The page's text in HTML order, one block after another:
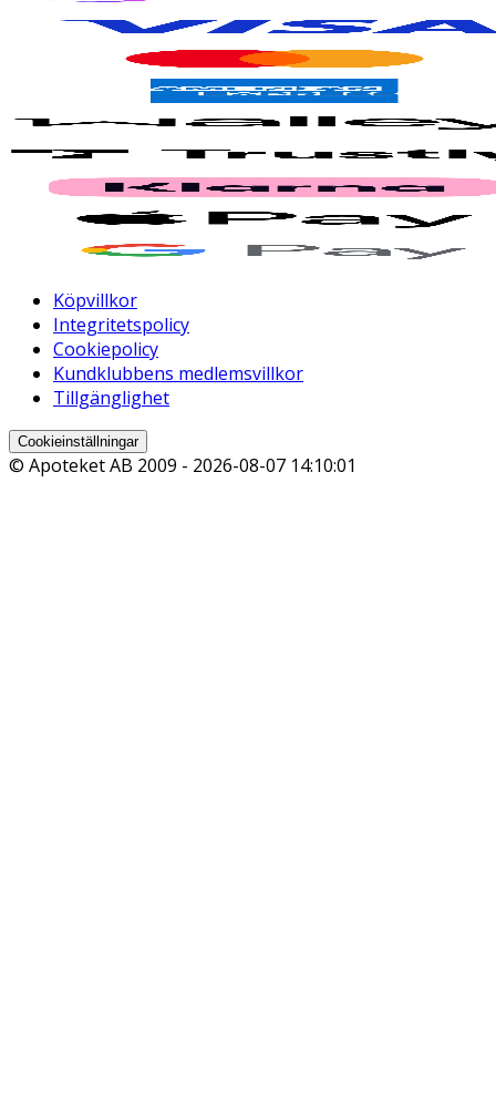
Köpvillkor
Integritetspolicy
Cookiepolicy
Kundklubbens medlemsvillkor
Tillgänglighet
Cookieinställningar
© Apoteket AB 2009 - 2026-08-07 14:10:01